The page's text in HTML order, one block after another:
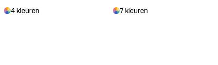
4 kleuren 7 kleuren